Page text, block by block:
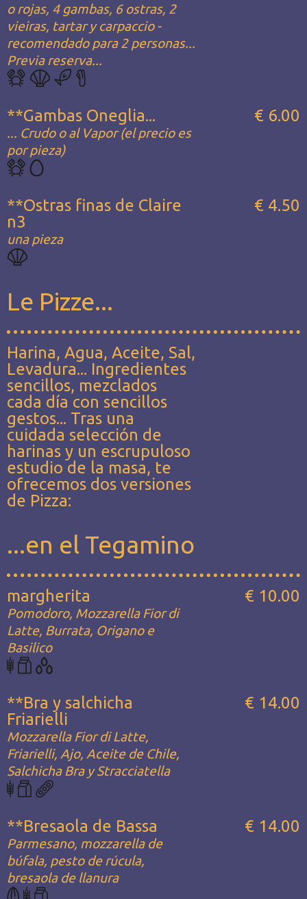
o rojas, 4 gambas, 6 ostras, 2
vieiras, tartar y carpaccio -
recomendado para 2 personas...
Previa reserva...
**Gambas Oneglia...
... Crudo o al Vapor (el precio es
por pieza)
€ 6.00
**Ostras finas de Claire
n3
una pieza
€ 4.50
Le Pizze...
Harina, Agua, Aceite, Sal,
Levadura... Ingredientes
sencillos, mezclados
cada día con sencillos
gestos... Tras una
cuidada selección de
harinas y un escrupuloso
estudio de la masa, te
ofrecemos dos versiones
de Pizza:
...en el Tegamino
margherita
Pomodoro, Mozzarella Fior di
Latte, Burrata, Origano e
Basilico
€ 10.00
**Bra y salchicha
Friarielli
Mozzarella Fior di Latte,
Friarielli, Ajo, Aceite de Chile,
Salchicha Bra y Stracciatella
€ 14.00
**Bresaola de Bassa
Parmesano, mozzarella de
búfala, pesto de rúcula,
bresaola de llanura
€ 14.00